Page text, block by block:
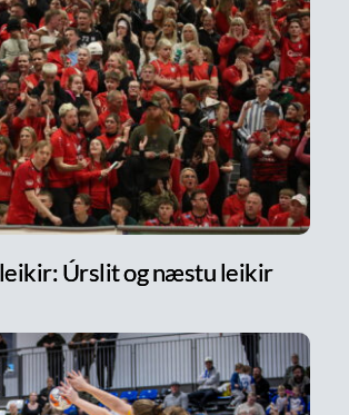
Úrslit og næstu leikir